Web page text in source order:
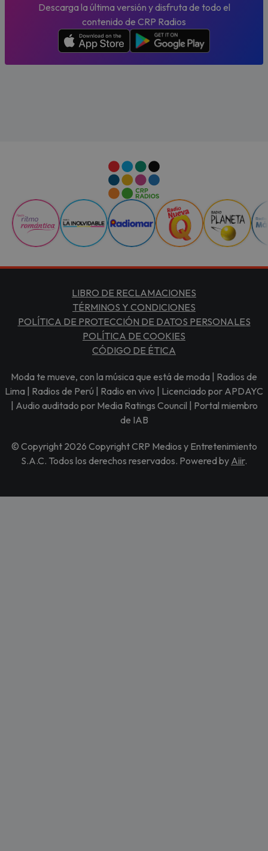
Descarga la última versión y disfruta de todo el
contenido de CRP Radios
LIBRO DE RECLAMACIONES
TÉRMINOS Y CONDICIONES
POLÍTICA DE PROTECCIÓN DE DATOS PERSONALES
POLÍTICA DE COOKIES
CÓDIGO DE ÉTICA
Moda te mueve, con la música que está de moda | Radios de
Lima | Radios de Perú | Radio en vivo | Licenciado por APDAYC
| Audio auditado por Media Ratings Council | Portal miembro
de IAB
© Copyright 2026 Copyright CRP Medios y Entretenimiento
S.A.C. Todos los derechos reservados. Powered by Aiir.